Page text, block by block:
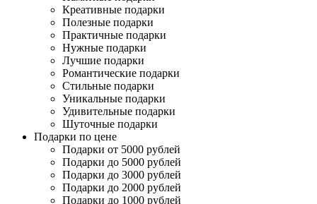
Креативные подарки
Полезные подарки
Практичные подарки
Нужные подарки
Лучшие подарки
Романтические подарки
Стильные подарки
Уникальные подарки
Удивительные подарки
Шуточные подарки
Подарки по цене
Подарки от 5000 рублей
Подарки до 5000 рублей
Подарки до 3000 рублей
Подарки до 2000 рублей
Подарки до 1000 рублей